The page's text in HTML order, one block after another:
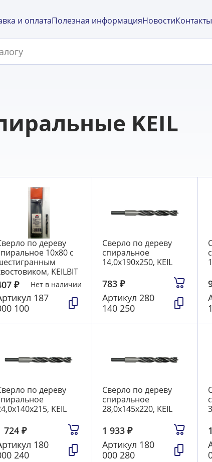
и оплатаПолезная информацияНовостиКонтакты
KEIL
по дереву
10х80 с
KEILBIT
₽ Нет в наличии
187
100
Сверло по дереву
спиральное
14,0х190х250, KEIL
783 ₽
Артикул 280
140 250
по дереву
KEIL
724 ₽
180
240
Сверло по дереву
спиральное
28,0х145х220, KEIL
1 933 ₽
Артикул 180
000 280